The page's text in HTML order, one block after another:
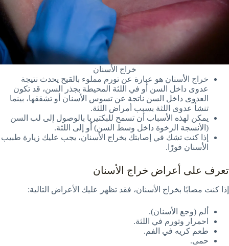
خراج الأسنان
خراج الأسنان هو عبارة عن تورم مملوء بالقيح يحدث نتيجة
عدوى داخل السن أو في اللثة المحيطة بجذر السن، قد تكون
العدوى داخل السن ناتجة عن تسوس الأسنان أو تشققها، بينما
تنشأ عدوى اللثة بسبب أمراض اللثة.
يمكن لهذه الأسباب أن تسمح للبكتيريا بالوصول إلى لب السن
(الأنسجة الرخوة داخل وسط السن) أو إلى اللثة.
إذا كنت تشك في إصابتك بخراج الأسنان، يجب عليك زيارة طبيب
الأسنان فورًا.
تعرف على أعراض خراج الأسنان
إذا كنت مصابًا بخراج الأسنان، فقد تظهر عليك الأعراض التالية:
ألم (وجع الأسنان).
احمرار وتورم في اللثة.
طعم كريه في الفم.
حمى.